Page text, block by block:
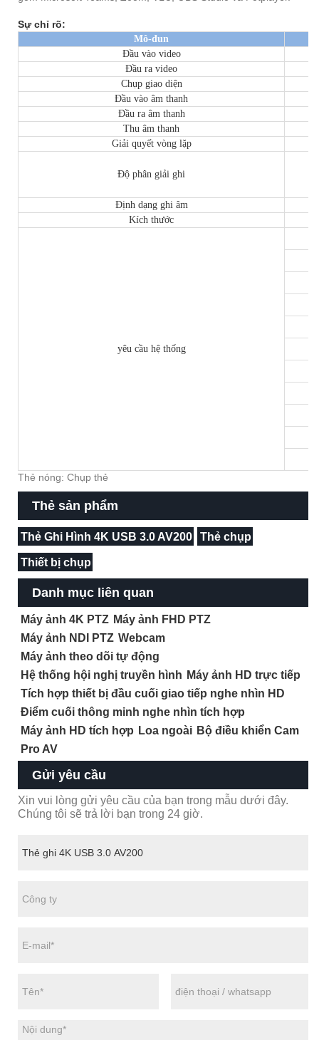
Sự chỉ rõ:
Mô-đun
Đầu vào video
Đầu ra video
Chụp giao diện
Đầu vào âm thanh
Đầu ra âm thanh
Thu âm thanh
Giải quyết vòng lặp
Độ phân giải ghi
Định dạng ghi âm
Kích thước
yêu cầu hệ thống
Thẻ nóng: Chụp thẻ
Thẻ sản phẩm
Thẻ Ghi Hình 4K USB 3.0 AV200 Thẻ chụp
Thiết bị chụp
Danh mục liên quan
Máy ảnh 4K PTZ Máy ảnh FHD PTZ
Máy ảnh NDI PTZ Webcam
Máy ảnh theo dõi tự động
Hệ thống hội nghị truyền hình Máy ảnh HD trực tiếp
Tích hợp thiết bị đầu cuối giao tiếp nghe nhìn HD
Điểm cuối thông minh nghe nhìn tích hợp
Máy ảnh HD tích hợp Loa ngoài Bộ điều khiển Cam
Pro AV
Gửi yêu cầu
Xin vui lòng gửi yêu cầu của bạn trong mẫu dưới đây.
Chúng tôi sẽ trả lời bạn trong 24 giờ.